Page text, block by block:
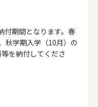
付期間となります。春
秋学期入学（10月）の
を納付してくださ